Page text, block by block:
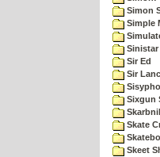
Simon
Simple
Sinistar
Sir Ed
Sir
Sixgun
Skate
Skeet